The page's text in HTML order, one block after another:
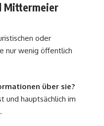
Mittermeier
oder
nur wenig öffentlich
über sie?
und hauptsächlich im